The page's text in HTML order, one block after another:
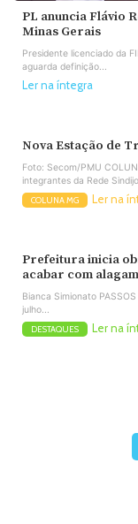
PL anuncia Flávio
Minas Gerais
Presidente licenciado da
aguarda definição...
Ler na íntegra
Nova Estação de
Foto: Secom/PMU
integrantes da Rede
COLUNA MG Ler na
Prefeitura inicia
acabar com
Bianca Simionato
julho...
DESTAQUES Ler na